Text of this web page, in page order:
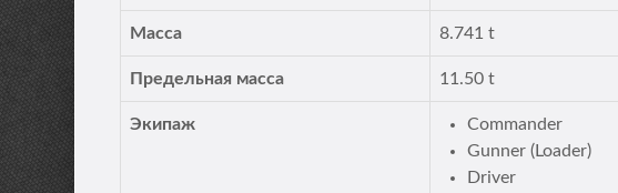
Масса 8.741 t
Предельная масса 11.50 t
Экипаж
Commander
Gunner (Loader)
Driver